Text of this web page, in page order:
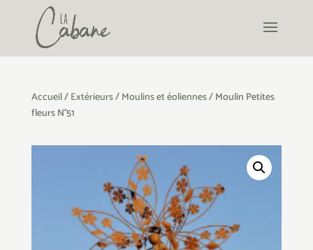
Accueil/Extérieurs/Moulins et éoliennes/ Moulin Petites
fleurs N°51